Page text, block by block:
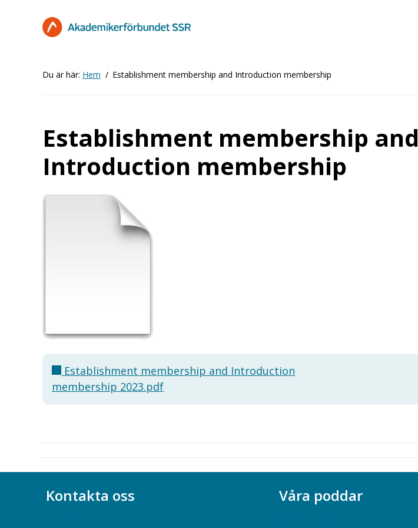
Du är här: Hem Establishment membership and Introduction membership
Establishment membership and
Introduction membership
Establishment membership and Introduction
membership 2023.pdf
Kontakta oss Våra poddar